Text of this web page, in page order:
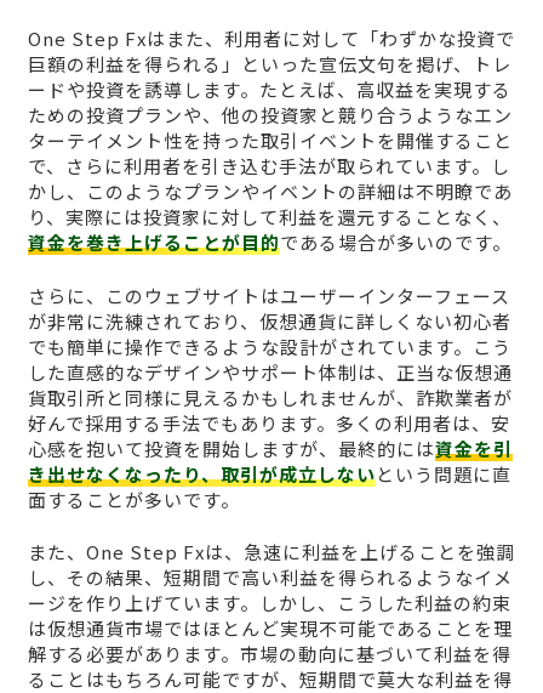
One Step Fxはまた、利用者に対して「わずかな投資で
巨額の利益を得られる」といった宣伝文句を掲げ、トレ
ードや投資を誘導します。たとえば、高収益を実現する
ための投資プランや、他の投資家と競り合うようなエン
ターテイメント性を持った取引イベントを開催すること
で、さらに利用者を引き込む手法が取られています。し
かし、このようなプランやイベントの詳細は不明瞭であ
り、実際には投資家に対して利益を還元することなく、
資金を巻き上げることが目的である場合が多いのです。
さらに、このウェブサイトはユーザーインターフェース
が非常に洗練されており、仮想通貨に詳しくない初心者
でも簡単に操作できるような設計がされています。こう
した直感的なデザインやサポート体制は、正当な仮想通
貨取引所と同様に見えるかもしれませんが、詐欺業者が
好んで採用する手法でもあります。多くの利用者は、安
心感を抱いて投資を開始しますが、最終的には資金を引
き出せなくなったり、取引が成立しないという問題に直
面することが多いです。
また、One Step Fxは、急速に利益を上げることを強調
し、その結果、短期間で高い利益を得られるようなイメ
ージを作り上げています。しかし、こうした利益の約束
は仮想通貨市場ではほとんど実現不可能であることを理
解する必要があります。市場の動向に基づいて利益を得
ることはもちろん可能ですが、短期間で莫大な利益を得